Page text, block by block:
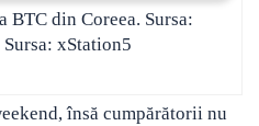
din Coreea. Sursa:
xStation5
însă cumpărătorii nu